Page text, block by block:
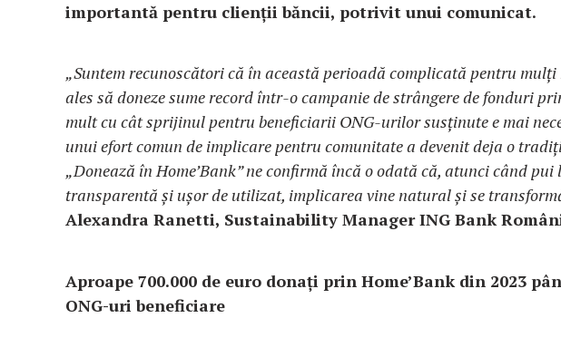
importantă pentru clienții băncii, potrivit unui comunicat.
„Suntem recunoscători că în această perioadă complicată pentru mulți
ales să doneze sume record într-o campanie de strângere de fonduri
mult cu cât sprijinul pentru beneficiarii ONG-urilor susținute e mai
unui efort comun de implicare pentru comunitate a devenit deja o
„Donează în Home’Bank” ne confirmă încă o odată că, atunci când pui
transparentă și ușor de utilizat, implicarea vine natural și se
Alexandra Ranetti, Sustainability Manager ING Bank
Aproape 700.000 de euro donați prin Home’Bank din 2023
ONG-uri beneficiare